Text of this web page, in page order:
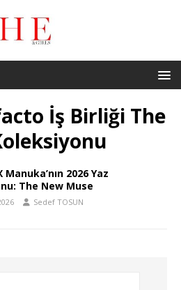
İş Birliği The
Manuka’nın 2026 Yaz
The New Muse
Sedef TOSUN